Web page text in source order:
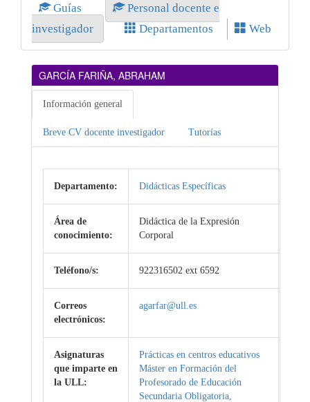
Guías
Personal docente e
investigador
Departamentos Web
GARCÍA FARIÑA, ABRAHAM
Información general
Breve CV docente investigador Tutorías
Departamento: Didácticas Específicas
Área de
conocimiento:
Didáctica de la Expresión
Corporal
Teléfono/s: 922316502 ext 6592
Correos
electrónicos:
agarfar@ull.es
Asignaturas
que imparte en
la ULL:
Prácticas en centros educativos
Máster en Formación del
Profesorado de Educación
Secundaria Obligatoria,